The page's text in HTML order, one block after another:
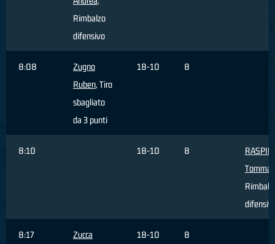
Rimbalzo
difensivo
8:08
Zugno
Ruben, Tiro
sbagliato
da 3 punti
18-10 8
8:10 18-10 8
8:17
Zucca
18-10 8